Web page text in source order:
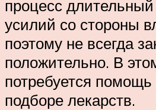
процесс длительный
усилий со стороны
поэтому не всегда
положительно. В
потребуется помощь
подборе лекарств.